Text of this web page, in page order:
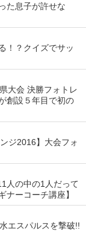
た息子が許せな
！？クイズでサッ
大会 決勝フォトレ
創設５年目で初の
ジ2016】大会フォ
人の中の1人だって
ナーコーチ講座】
エスパルスを撃破!!